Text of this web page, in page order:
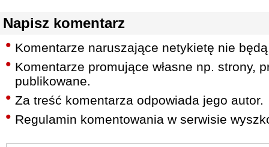
Napisz komentarz
Komentarze naruszające netykietę nie
Komentarze promujące własne np. strony,
publikowane.
Za treść komentarza odpowiada jego autor.
Regulamin komentowania w serwisie